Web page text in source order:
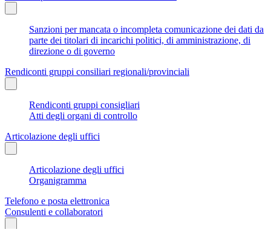
Sanzioni per mancata o incompleta comunicazione dei dati da
parte dei titolari di incarichi politici, di amministrazione, di
direzione o di governo
Rendiconti gruppi consiliari regionali/provinciali
Rendiconti gruppi consigliari
Atti degli organi di controllo
Articolazione degli uffici
Articolazione degli uffici
Organigramma
Telefono e posta elettronica
Consulenti e collaboratori